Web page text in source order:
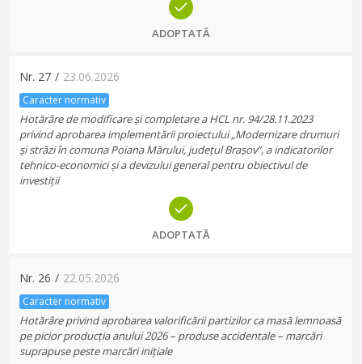
ADOPTATĂ
Nr. 27 / 23.06.2026
Caracter normativ
Hotărâre de modificare și completare a HCL nr. 94/28.11.2023
privind aprobarea implementării proiectului „Modernizare drumuri
și străzi în comuna Poiana Mărului, județul Brașov”, a indicatorilor
tehnico-economici și a devizului general pentru obiectivul de
investiții
ADOPTATĂ
Nr. 26 / 22.05.2026
Caracter normativ
Hotărâre privind aprobarea valorificării partizilor ca masă lemnoasă
pe picior producția anului 2026 – produse accidentale – marcări
suprapuse peste marcări inițiale